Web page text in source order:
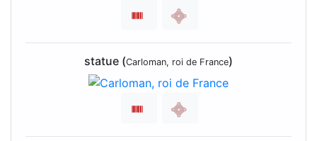
statue (Carloman, roi de France)